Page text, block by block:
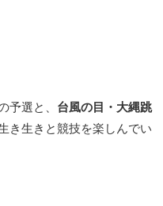
予選と、 台風の目・大縄跳
き生きと競技を楽しんでい